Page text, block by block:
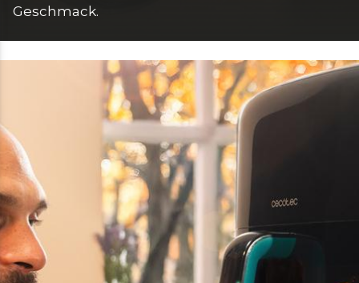
Geschmack.